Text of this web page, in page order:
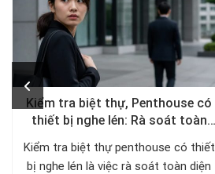
Kiểm tra biệt thự, Penthouse có
thiết bị nghe lén: Rà soát toàn
diện, trả lại không gian riêng tư
Kiểm tra biệt thự penthouse có thiết
bị nghe lén là việc rà soát toàn diện